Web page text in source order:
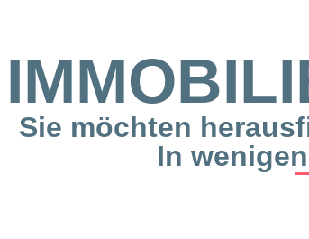
Sie möchten
In